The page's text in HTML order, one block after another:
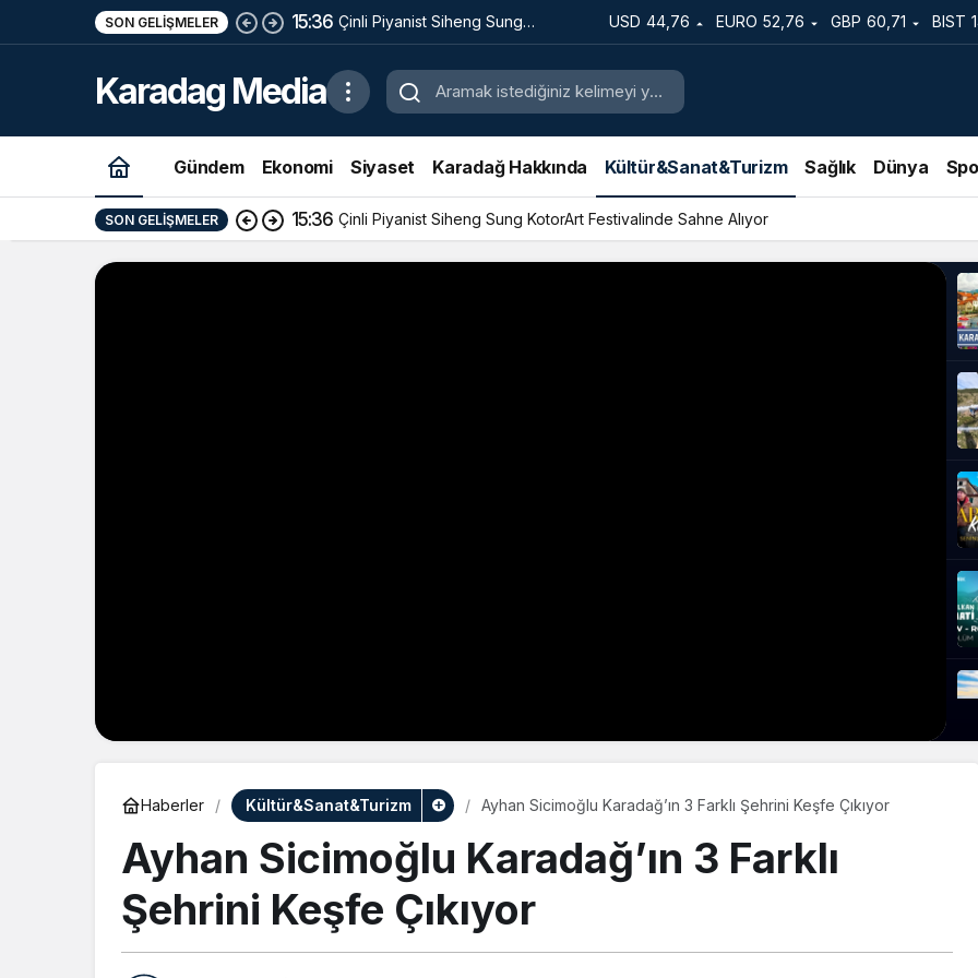
SON GELIŞMELER 15:36 Çinli Piyanist Siheng Sung
Alıyor
USD 44,76 EURO 52,76 GBP 60,71 BIST
Karadag Media
Gündem Ekonomi Siyaset Karadağ Hakkında Kültür&Sanat&Turizm Sağlık Dünya
SON GELIŞMELER 15:36 Çinli Piyanist Siheng Sung KotorArt Festivalinde Sahne Alıyor
Haberler Kültür&Sanat&Turizm Ayhan Sicimoğlu Karadağ’ın 3 Farklı Şehrini Keşfe Çıkıyor
Ayhan Sicimoğlu Karadağ’ın 3 Farklı
Şehrini Keşfe Çıkıyor